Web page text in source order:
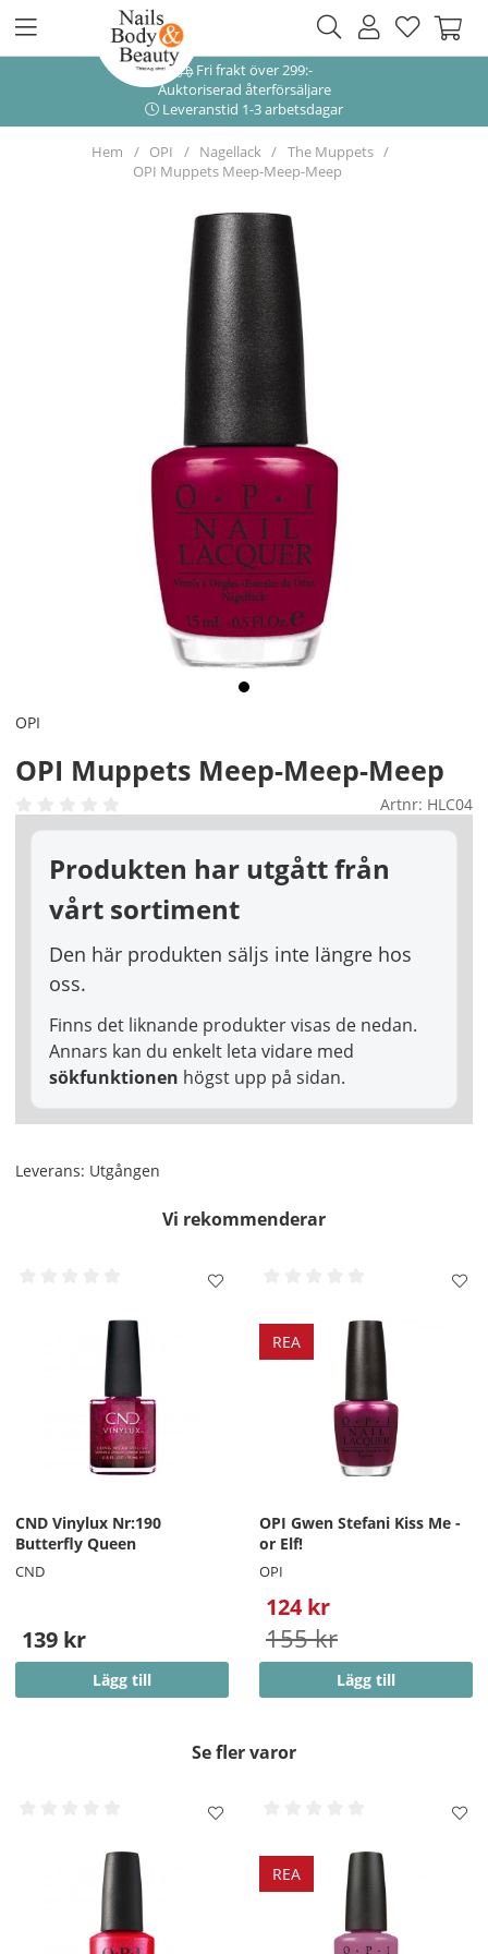
Fri frakt över 299:-
Auktoriserad återförsäljare
Leveranstid 1-3 arbetsdagar
Hem OPI Nagellack
The Muppets
OPI Muppets Meep-Meep-Meep
OPI
OPI Muppets Meep-Meep-Meep
Artnr: HLC04
Produkten har utgått från
vårt sortiment
Den här produkten säljs inte längre hos
oss.
Finns det liknande produkter visas de nedan.
Annars kan du enkelt leta vidare med
sökfunktionen högst upp på sidan.
Leverans: Utgången
Vi rekommenderar
CND Vinylux Nr:190
Butterfly Queen
CND
139 kr
Lägg till
REA
OPI Gwen Stefani Kiss Me -
or Elf!
OPI
124 kr
155 kr
Lägg till
Se fler varor
REA